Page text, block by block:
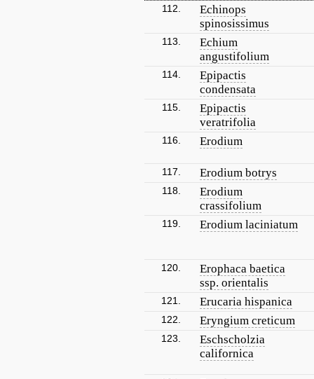
112.
Echinops
spinosissimus
113.
Echium
angustifolium
114.
Epipactis
condensata
115.
Epipactis
veratrifolia
116. Erodium
117. Erodium botrys
118.
Erodium
crassifolium
119. Erodium laciniatum
120.
Erophaca baetica
ssp. orientalis
121. Erucaria hispanica
122. Eryngium creticum
123.
Eschscholzia
californica